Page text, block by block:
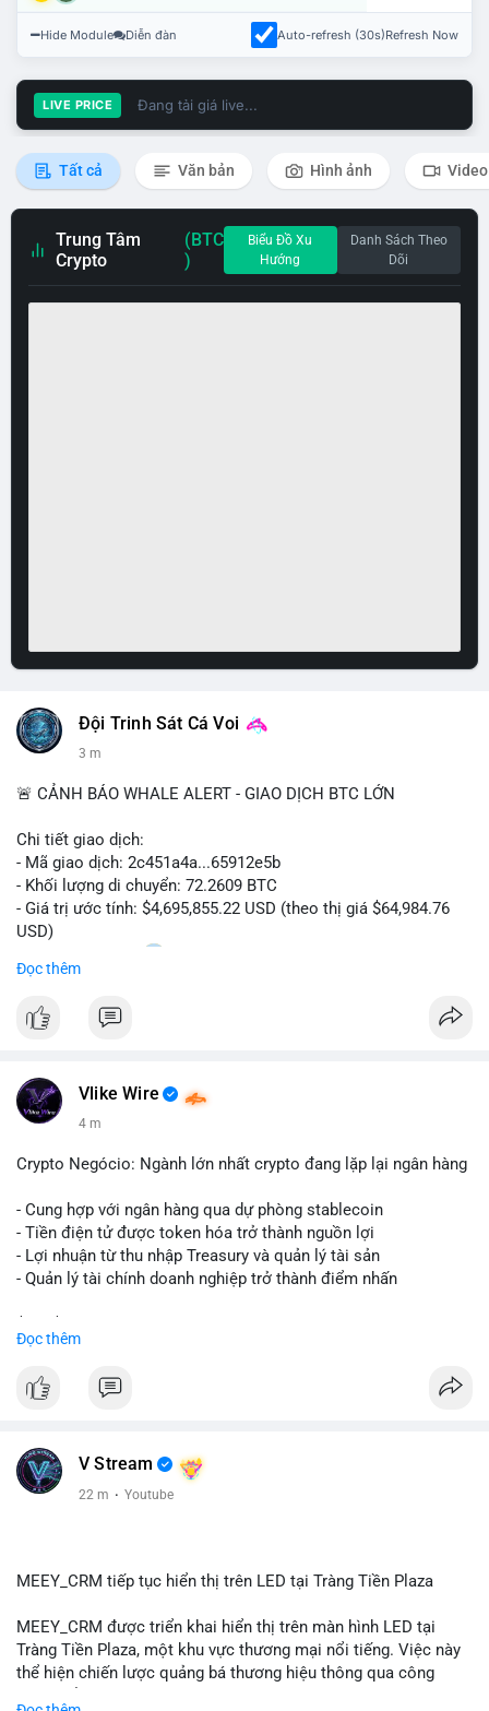
Hide Module Diễn đàn Auto-refresh (30s)Refresh Now
LIVE PRICE Đang tải giá live...
Tất cả Văn bản Hình ảnh Video
Trung Tâm
Crypto
(BTC
)
Biểu Đồ Xu
Hướng
Danh Sách Theo
Dõi
Đội Trinh Sát Cá Voi
3 m
🚨 CẢNH BÁO WHALE ALERT - GIAO DỊCH BTC LỚN
Chi tiết giao dịch:
- Mã giao dịch: 2c451a4a...65912e5b
- Khối lượng di chuyển: 72.2609 BTC
- Giá trị ước tính: $4,695,855.22 USD (theo thị giá $64,984.76
USD)
- Thời gian: 15:20
Nhận định phân tích hành vi của Cá voi dựa trên giao dịch này:
Lượng BTC trị giá gần 4,7 triệu USD được dồn vào một giao
giao dịch, áp lực bán ngắn hạn có thể gia tăng, ảnh hưởng đến
tâm lý nhà đầu tư. Ngược lại, nếu dòng tiền đổ về ví lạnh, đây
vùng giá hiện tại thay vì thoát ra.
Lời khuyên ngắn gọn cho nhà đầu tư nhỏ lẻ: Theo dõi sát địa
chỉ nhận của giao dịch này trong 24-48 giờ tới. Đừng vội hành
động theo cảm xúc khi chỉ dựa vào một lệnh chuyển đơn lẻ;
hãy quan sát thêm các lệnh tiếp theo để xác nhận xu hướng
#72dot2609btc
Đọc thêm
Vlike Wire
4 m
Crypto Negócio: Ngành lớn nhất crypto đang lặp lại ngân hàng
- Cung hợp với ngân hàng qua dự phòng stablecoin
- Tiền điện tử được token hóa trở thành nguồn lợi
- Lợi nhuận từ thu nhập Treasury và quản lý tài sản
- Quản lý tài chính doanh nghiệp trở thành điểm nhấn
Đọc thêm
V Stream
22 m · Youtube
MEEY_CRM tiếp tục hiển thị trên LED tại Tràng Tiền Plaza
MEEY_CRM được triển khai hiển thị trên màn hình LED tại
Tràng Tiền Plaza, một khu vực thương mại nổi tiếng. Việc này
thể hiện chiến lược quảng bá thương hiệu thông qua công